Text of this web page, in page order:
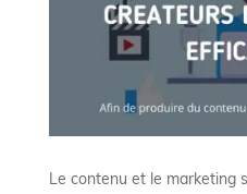
Le contenu et le marketing